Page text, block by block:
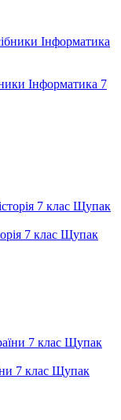
Інформатика 7
7 клас Щупак
7 клас Щупак